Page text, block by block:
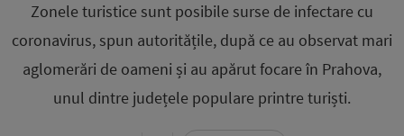
Zonele turistice sunt posibile surse de infectare cu
coronavirus, spun autoritățile, după ce au observat mari
aglomerări de oameni și au apărut focare în Prahova,
unul dintre județele populare printre turiști.